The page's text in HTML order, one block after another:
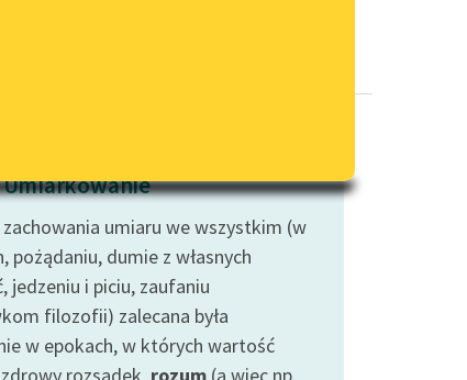
PDF
wrażliwych
Deklaracja dostępności
umiaru we wszystkim (w
pożądaniu, dumie z własnych
jedzeniu i piciu, zaufaniu
filozofii) zalecana była
w epokach, w których wartość